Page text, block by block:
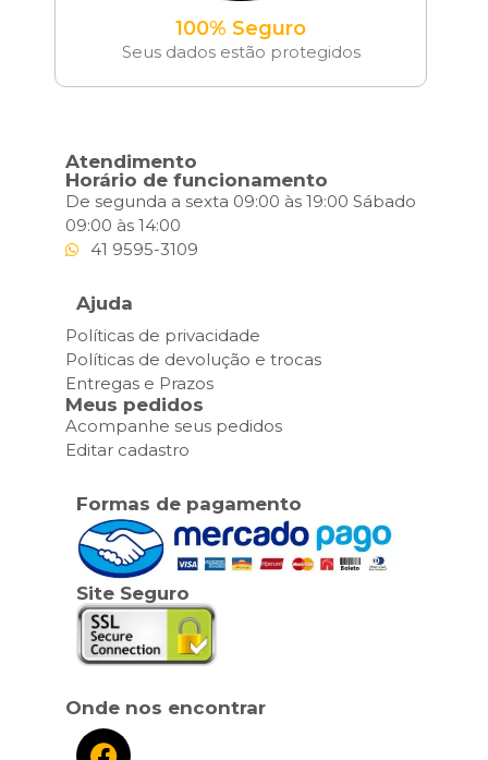
100% Seguro
Seus dados estão protegidos
Atendimento
Horário de funcionamento
De segunda a sexta 09:00 às 19:00 Sábado
09:00 às 14:00
41 9595-3109
Ajuda
Políticas de privacidade
Políticas de devolução e trocas
Entregas e Prazos
Meus pedidos
Acompanhe seus pedidos
Editar cadastro
Formas de pagamento
Site Seguro
Onde nos encontrar